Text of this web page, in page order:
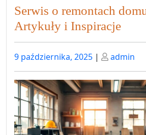
Serwis o remontach
Artykuły i Inspiracje
Posted
on
9 października, 2025 | Posted
on
admin